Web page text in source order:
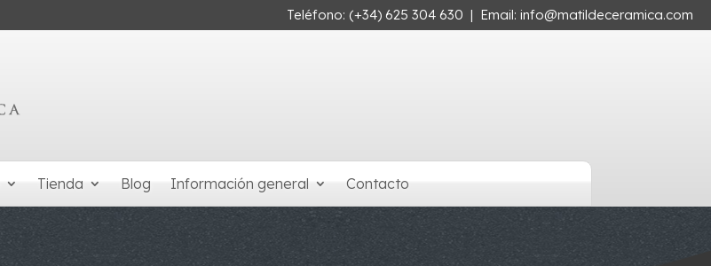
Teléfono: (+34) 625 304 630 | Email: info@matildeceramica.com
Tienda Blog Información general Contacto